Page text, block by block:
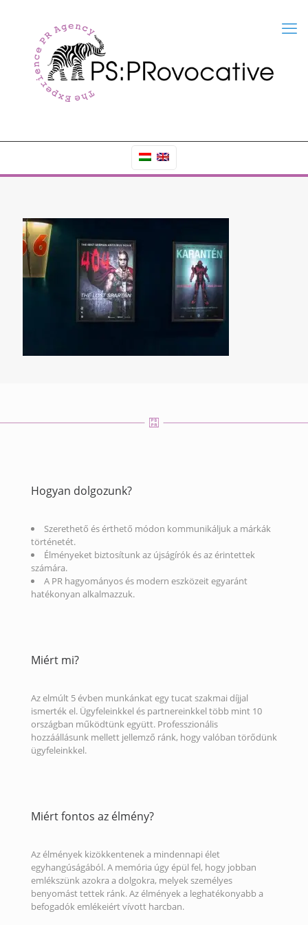
Hogyan dolgozunk?
Szerethető és érthető módon kommunikáljuk a márkák
történetét.
Élményeket biztosítunk az újságírók és az érintettek
számára.
A PR hagyományos és modern eszközeit egyaránt
hatékonyan alkalmazzuk.
Miért mi?
Az elmúlt 5 évben munkánkat egy tucat szakmai díjjal
ismerték el. Ügyfeleinkkel és partnereinkkel több mint 10
országban működtünk együtt. Professzionális
hozzáállásunk mellett jellemző ránk, hogy valóban törődünk
ügyfeleinkkel.
Miért fontos az élmény?
Az élmények kizökkentenek a mindennapi élet
egyhangúságából. A memória úgy épül fel, hogy jobban
emlékszünk azokra a dolgokra, melyek személyes
benyomást tettek ránk. Az élmények a leghatékonyabb a
befogadók emlékeiért vívott harcban.